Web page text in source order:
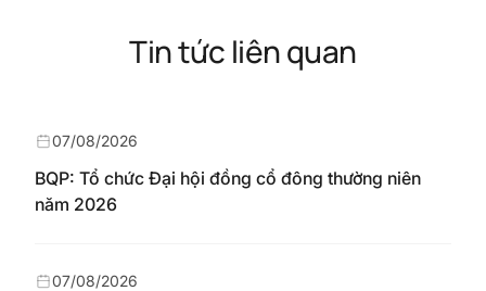
Tin tức liên quan
BQP: Tổ chức Đại hội đồng cổ đông thường niên
năm 2026
07/08/2026
07/08/2026